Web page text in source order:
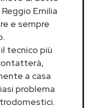
Emilia
e sempre
tecnico più
a casa
problema